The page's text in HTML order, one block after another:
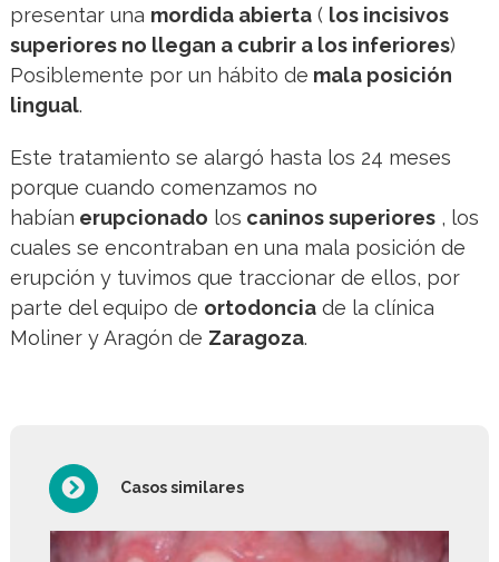
presentar una mordida abierta( los incisivos
superiores no llegan a cubrir a los inferiores)
Posiblemente por un hábito de mala posición
lingual.
Este tratamiento se alargó hasta los 24 meses
porque cuando comenzamos no
habían erupcionado los caninos superiores, los
cuales se encontraban en una mala posición de
erupción y tuvimos que traccionar de ellos, por
parte del equipo de ortodonciade la clínica
Moliner y Aragón de Zaragoza.
Casos similares